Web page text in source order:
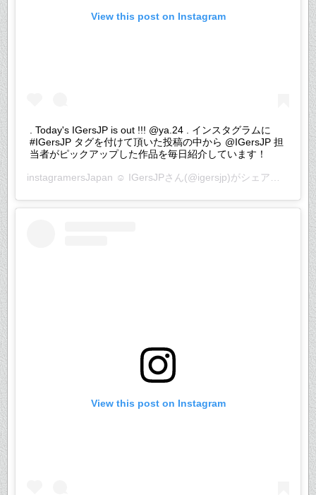
View this post on Instagram
. Today's IGersJP is out !!! @ya.24 . インスタグラムに
#IGersJP タグを付けて頂いた投稿の中から @IGersJP 担
当者がピックアップした作品を毎日紹介しています！
instagramersJapan ☺︎ IGersJPさん(@igersjp)がシェアした投稿 –
View this post on Instagram